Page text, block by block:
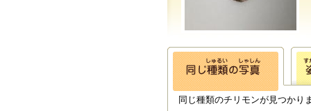
同じ種類のチリモンが見つかり